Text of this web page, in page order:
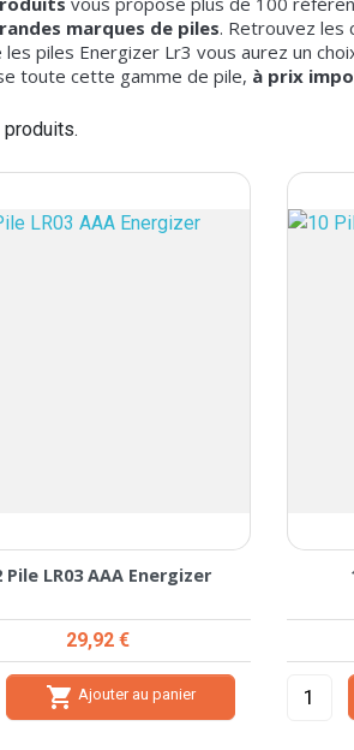
marques de piles. Retrouvez les
les piles Energizer Lr3 vous aurez un
toute cette gamme de pile, à prix
produits.
Pile LR03 AAA Energizer
Prix
29,92 €
 Ajouter au panier